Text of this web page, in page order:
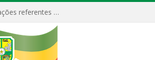
Relatórios Detalhados contendo todas as informações referentes a execução de recursos destinados ao fomento de projetos culturais no Município de Jacundá entre os anos de 2022 ao presente ano de 2026.